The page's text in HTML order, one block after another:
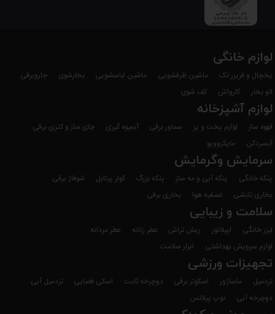
لوازم خانگی
یخچال و فریزر تک ماشین ظرفشویی ماشین لباسشویی بخارشوی
جاروبرقی
اتو بخار
کارواش کف شوی
لوازم آشپزخانه
قهوه ساز لوازم پخت و پز سماور برقی آبمیوه گیری
چای ساز و کتری برقی
آبسردکن
مایکروویو
سرمایش وگرمایش
پنکه خانگی پنکه آبی و مه ساز پنکه بزرگ کولر پرتابل
شوفاژ برقی
بخاری تابشی
تصفیه هوا بخاری برقی
سلامت و زیبایی
لیزر خانگی اپیلاتور ریش تراش عطر زنانه
عطر مردانه
لوازم سرویش بهداشتی
ابزار سلامت
تجهیزات ورزشی
تردمیل ماساژور اسکوتر برقی دوچرخه ثابت اسکی فضایی
تردمیل آبی
دوچرخه آبی
توپ پیلاتس